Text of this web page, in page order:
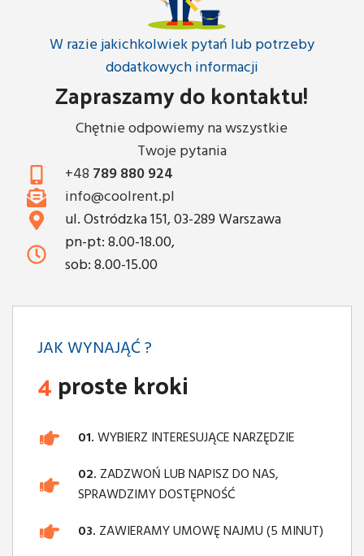
W razie jakichkolwiek pytań lub potrzeby
dodatkowych informacji
Zapraszamy do kontaktu!
Chętnie odpowiemy na wszystkie
Twoje pytania
+48 789 880 924
info@coolrent.pl
ul. Ostródzka 151, 03-289 Warszawa
pn-pt: 8.00-18.00,
sob: 8.00-15.00
JAK WYNAJĄĆ ?
4proste kroki
01.WYBIERZ INTERESUJĄCE NARZĘDZIE
02. ZADZWOŃ LUB NAPISZ DO NAS,
SPRAWDZIMY DOSTĘPNOŚĆ
03. ZAWIERAMY UMOWĘ NAJMU (5 MINUT)